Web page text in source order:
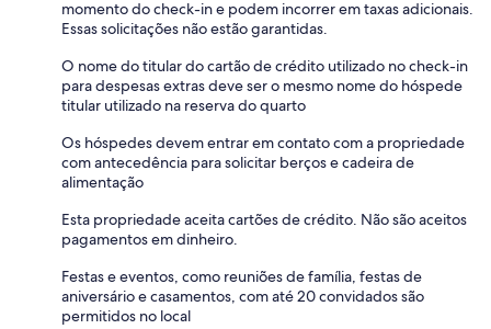
momento do check-in e podem incorrer em taxas adicionais.
Essas solicitações não estão garantidas.
O nome do titular do cartão de crédito utilizado no check-in
para despesas extras deve ser o mesmo nome do hóspede
titular utilizado na reserva do quarto
Os hóspedes devem entrar em contato com a propriedade
com antecedência para solicitar berços e cadeira de
alimentação
Esta propriedade aceita cartões de crédito. Não são aceitos
pagamentos em dinheiro.
Festas e eventos, como reuniões de família, festas de
aniversário e casamentos, com até 20 convidados são
permitidos no local